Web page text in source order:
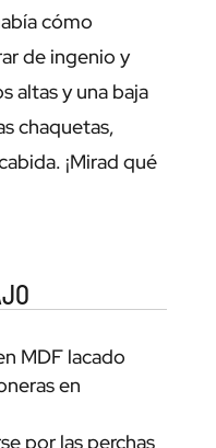
cómo
de ingenio y
altas y una baja
chaquetas,
¡Mirad qué
MDF lacado
en
por las perchas